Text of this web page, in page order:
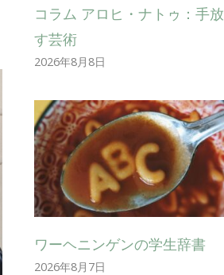
コラム アロヒ・ナトゥ：手放
す芸術
2026年8月8日
ワーヘニンゲンの学生辞書
2026年8月7日